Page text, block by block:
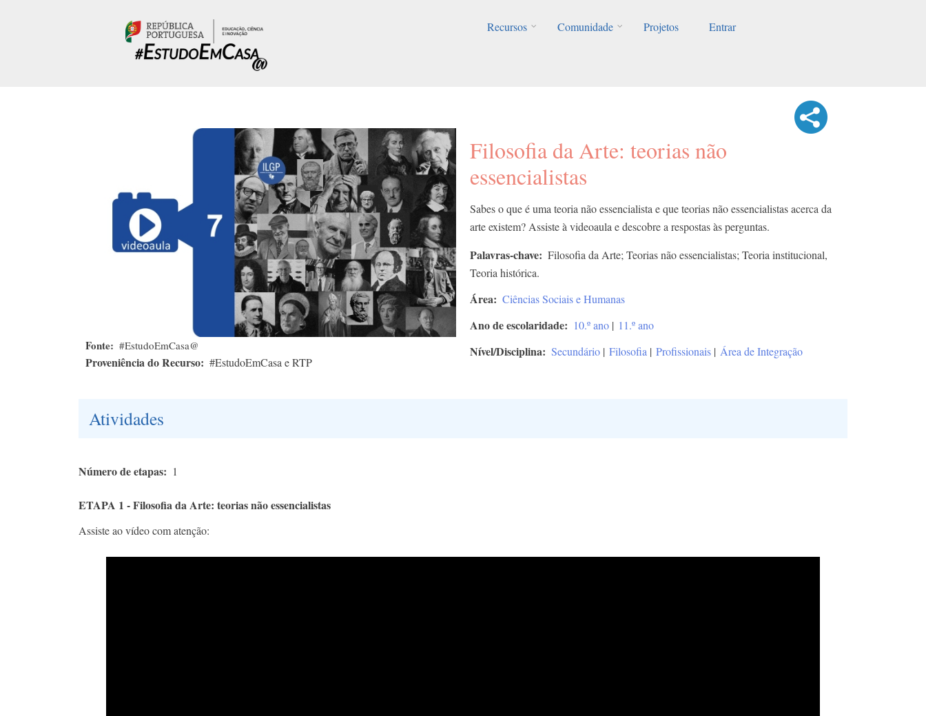
Recursos
Comunidade Projetos Entrar
Fonte #EstudoEmCasa@
Proveniência do Recurso #EstudoEmCasa e RTP
Filosofia da Arte: teorias não
essencialistas
Sabes o que é uma teoria não essencialista e que teorias não essencialistas acerca da
arte existem? Assiste à videoaula e descobre a respostas às perguntas.
Palavras-chave
Filosofia da Arte; Teorias não essencialistas; Teoria institucional,
Teoria histórica.
Área Ciências Sociais e Humanas
Ano de escolaridade 10.º ano | 11.º ano
Nível/Disciplina Secundário | Filosofia | Profissionais | Área de Integração
Atividades
Número de etapas 1
ETAPA 1 - Filosofia da Arte: teorias não essencialistas
Assiste ao vídeo com atenção: